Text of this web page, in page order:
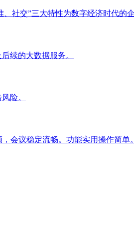
社交”三大特性为数字经济时代的
续的大数据服务。
险。
会议稳定流畅。功能实用操作简单。